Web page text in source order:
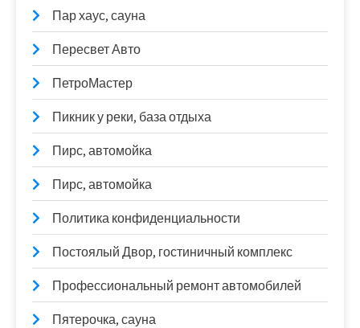
Пар хаус, сауна
Пересвет Авто
ПетроМастер
Пикник у реки, база отдыха
Пирс, автомойка
Пирс, автомойка
Политика конфиденциальности
Постоялый Двор, гостиничный комплекс
Профессиональный ремонт автомобилей
Пятерочка, сауна